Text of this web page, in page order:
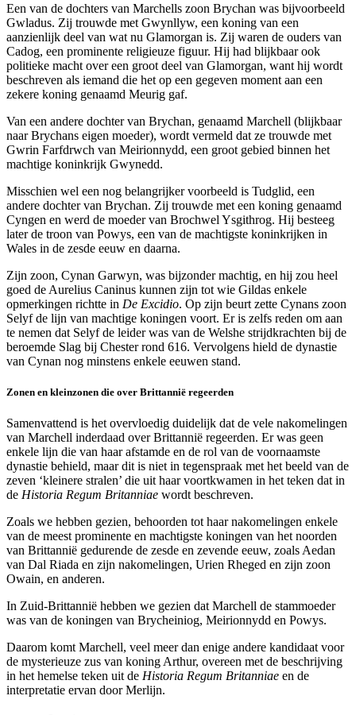
Een van de dochters van Marchells zoon Brychan was bijvoorbeeld
Gwladus. Zij trouwde met Gwynllyw, een koning van een
aanzienlijk deel van wat nu Glamorgan is. Zij waren de ouders van
Cadog, een prominente religieuze figuur. Hij had blijkbaar ook
politieke macht over een groot deel van Glamorgan, want hij wordt
beschreven als iemand die het op een gegeven moment aan een
zekere koning genaamd Meurig gaf.
Van een andere dochter van Brychan, genaamd Marchell (blijkbaar
naar Brychans eigen moeder), wordt vermeld dat ze trouwde met
Gwrin Farfdrwch van Meirionnydd, een groot gebied binnen het
machtige koninkrijk Gwynedd.
Misschien wel een nog belangrijker voorbeeld is Tudglid, een
andere dochter van Brychan. Zij trouwde met een koning genaamd
Cyngen en werd de moeder van Brochwel Ysgithrog. Hij besteeg
later de troon van Powys, een van de machtigste koninkrijken in
Wales in de zesde eeuw en daarna.
Zijn zoon, Cynan Garwyn, was bijzonder machtig, en hij zou heel
goed de Aurelius Caninus kunnen zijn tot wie Gildas enkele
opmerkingen richtte in De Excidio. Op zijn beurt zette Cynans zoon
Selyf de lijn van machtige koningen voort. Er is zelfs reden om aan
te nemen dat Selyf de leider was van de Welshe strijdkrachten bij de
beroemde Slag bij Chester rond 616. Vervolgens hield de dynastie
van Cynan nog minstens enkele eeuwen stand.
Zonen en kleinzonen die over Brittannië regeerden
Samenvattend is het overvloedig duidelijk dat de vele nakomelingen
van Marchell inderdaad over Brittannië regeerden. Er was geen
enkele lijn die van haar afstamde en de rol van de voornaamste
dynastie behield, maar dit is niet in tegenspraak met het beeld van de
zeven ‘kleinere stralen’ die uit haar voortkwamen in het teken dat in
de Historia Regum Britanniae wordt beschreven.
Zoals we hebben gezien, behoorden tot haar nakomelingen enkele
van de meest prominente en machtigste koningen van het noorden
van Brittannië gedurende de zesde en zevende eeuw, zoals Aedan
van Dal Riada en zijn nakomelingen, Urien Rheged en zijn zoon
Owain, en anderen.
In Zuid-Brittannië hebben we gezien dat Marchell de stammoeder
was van de koningen van Brycheiniog, Meirionnydd en Powys.
Daarom komt Marchell, veel meer dan enige andere kandidaat voor
de mysterieuze zus van koning Arthur, overeen met de beschrijving
in het hemelse teken uit de Historia Regum Britanniae en de
interpretatie ervan door Merlijn.